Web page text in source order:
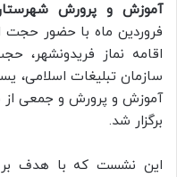
آموزش و پرورش
فروردین ماه با حضور حجت
اقامه نماز فریدونشهر،
سازمان تبلیغات اسلامی،
آموزش و پرورش و جمعی از
برگزار شد.
این نشست که با هدف